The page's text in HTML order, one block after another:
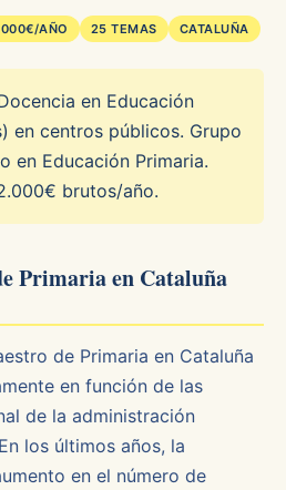
AÑO 25 TEMAS CATALUÑA
en Educación
en centros públicos. Grupo
en Educación Primaria.
brutos/año.
Primaria en Cataluña
de Primaria en Cataluña
en función de las
de la administración
los últimos años, la
en el número de